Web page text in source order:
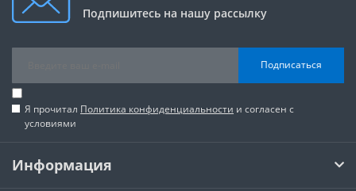
Подпишитесь на нашу рассылку
Подписаться
Я прочитал Политика конфиденциальности и согласен с
условиями
Информация